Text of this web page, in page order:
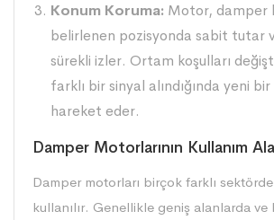
Konum Koruma: Motor, damper
belirlenen pozisyonda sabit tutar
sürekli izler. Ortam koşulları
farklı bir sinyal alındığında yeni
hareket eder.
Damper Motorlarının Kullanım
Damper motorları birçok farklı
kullanılır. Genellikle geniş alanlarda